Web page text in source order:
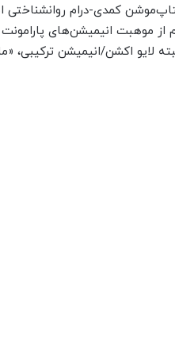
کمدی-درام
موهبت انیمیشن‌های
لایو اکشن/انیمیشن ترکیبی،